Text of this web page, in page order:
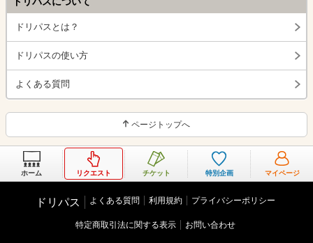
ドリパスとは？
ドリパスの使い方
よくある質問
ページトップへ
ホーム リクエスト チケット 特別企画 マイページ
ドリパス よくある質問 利用規約 プライバシーポリシー
特定商取引法に関する表示 お問い合わせ